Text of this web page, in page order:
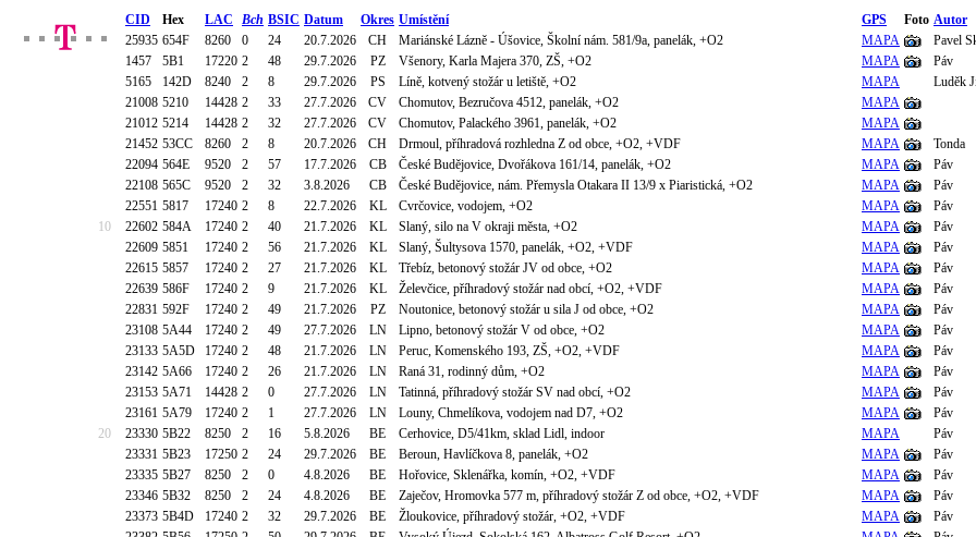
CID Hex LAC Bch BSIC Datum Okres Umístění GPS Foto Autor
25935 654F 8260 0 24 20.7.2026 CH Mariánské Lázně - Úšovice, Školní nám. 581/9a, panelák, +O2 MAPA
Pavel
1457
5B1 17220 2 48 29.7.2026 PZ Všenory, Karla Majera 370, ZŠ, +O2 MAPA
Páv
5165
142D 8240 2 8 29.7.2026 PS Líně, kotvený stožár u letiště, +O2 MAPA
Luděk
21008 5210 14428 2 33 27.7.2026 CV Chomutov, Bezručova 4512, panelák, +O2
MAPA
21012 5214 14428 2 32 27.7.2026 CV Chomutov, Palackého 3961, panelák, +O2
MAPA
21452 53CC 8260 2 8 20.7.2026 CH Drmoul, příhradová rozhledna Z od obce, +O2, +VDF MAPA
Tonda
22094 564E 9520 2 57 17.7.2026 CB České Budějovice, Dvořákova 161/14, panelák, +O2 MAPA
Páv
22108 565C 9520 2 32 3.8.2026 CB České Budějovice, nám. Přemysla Otakara II 13/9 x Piaristická, +O2 MAPA
Páv
22551 5817 17240 2 8 22.7.2026 KL Cvrčovice, vodojem, +O2 MAPA
Páv
10
22602 584A 17240 2 40 21.7.2026 KL Slaný, silo na V okraji města, +O2 MAPA
Páv
22609 5851 17240 2 56 21.7.2026 KL Slaný, Šultysova 1570, panelák, +O2, +VDF MAPA
Páv
22615 5857 17240 2 27 21.7.2026 KL Třebíz, betonový stožár JV od obce, +O2 MAPA
Páv
22639 586F 17240 2 9 21.7.2026 KL Želevčice, příhradový stožár nad obcí, +O2, +VDF MAPA
Páv
22831 592F 17240 2 49 21.7.2026 PZ Noutonice, betonový stožár u sila J od obce, +O2 MAPA
Páv
23108 5A44 17240 2 49 27.7.2026 LN Lipno, betonový stožár V od obce, +O2 MAPA
Páv
23133 5A5D 17240 2 48 21.7.2026 LN Peruc, Komenského 193, ZŠ, +O2, +VDF MAPA
Páv
23142 5A66 17240 2 26 21.7.2026 LN Raná 31, rodinný dům, +O2 MAPA
Páv
23153 5A71 14428 2 0 27.7.2026 LN Tatinná, příhradový stožár SV nad obcí, +O2 MAPA
Páv
23161 5A79 17240 2 1 27.7.2026 LN Louny, Chmelíkova, vodojem nad D7, +O2 MAPA
Páv
20
23330 5B22 8250 2 16 5.8.2026 BE Cerhovice, D5/41km, sklad Lidl, indoor MAPA
Páv
23331 5B23 17250 2 24 29.7.2026 BE Beroun, Havlíčkova 8, panelák, +O2 MAPA
Páv
23335 5B27 8250 2 0 4.8.2026 BE Hořovice, Sklenářka, komín, +O2, +VDF MAPA
Páv
23346 5B32 8250 2 24 4.8.2026 BE Zaječov, Hromovka 577 m, příhradový stožár Z od obce, +O2, +VDF MAPA
Páv
23373 5B4D 17240 2 32 29.7.2026 BE Žloukovice, příhradový stožár, +O2, +VDF MAPA
Páv